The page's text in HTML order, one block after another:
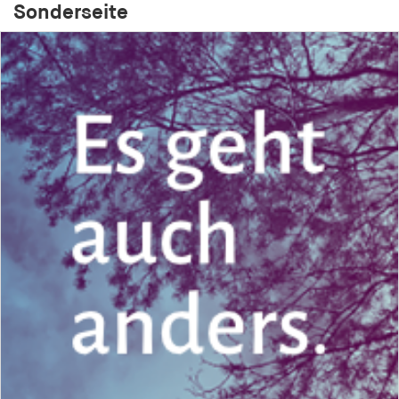
Sonderseite